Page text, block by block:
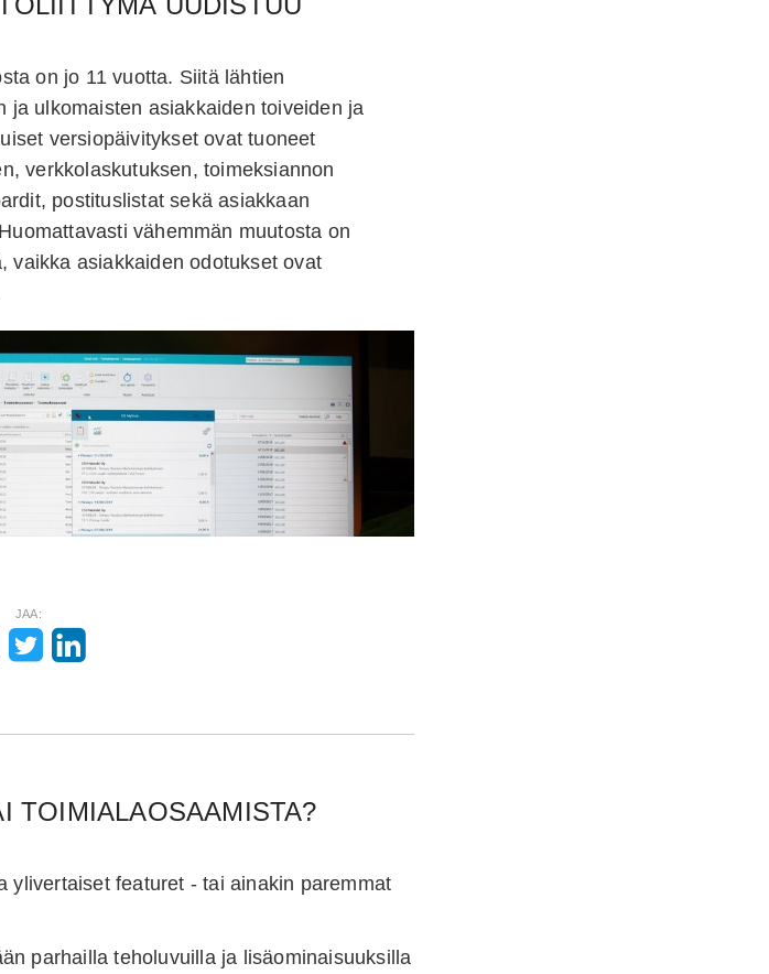
on jo 11 vuotta. Siitä lähtien
ja ulkomaisten asiakkaiden toiveiden ja
versiopäivitykset ovat tuoneet
verkkolaskutuksen, toimeksiannon
postituslistat sekä asiakkaan
vähemmän muutosta on
vaikka asiakkaiden odotukset ovat
JAA:
TOIMIALAOSAAMISTA?
ylivertaiset featuret - tai ainakin paremmat
parhailla teholuvuilla ja lisäominaisuuksilla